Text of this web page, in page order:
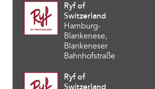
Ryf of
Switzerland
Hamburg-
Blankenese,
Blankeneser
Bahnhofstraße
Ryf of
Switzerland